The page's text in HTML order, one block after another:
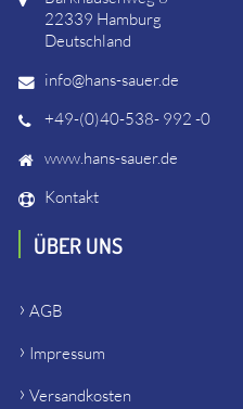
22339 Hamburg
Deutschland
info@hans-sauer.de
+49-(0)40-538- 992 -0
www.hans-sauer.de
Kontakt
ÜBER UNS
AGB
Impressum
Versandkosten